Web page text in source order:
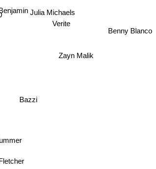
Julia Michaels
Bazzi
Verite